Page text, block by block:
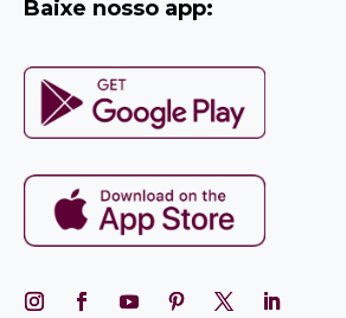
Baixe nosso app: